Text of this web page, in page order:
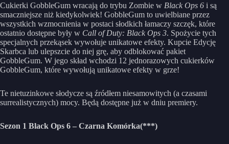
Cukierki GobbleGum wracają do trybu Zombie w Black Ops 6 i są
smaczniejsze niż kiedykolwiek! GobbleGum to uwielbiane przez
wszystkich wzmocnienia w postaci słodkich łamaczy szczęk, które
ostatnio dostępne były w Call of Duty: Black Ops 3. Spożycie tych
specjalnych przekąsek wywołuje unikatowe efekty. Kupcie Edycję
Skarbca lub ulepszcie do niej grę, aby odblokować pakiet
GobbleGum. W jego skład wchodzi 12 jednorazowych cukierków
GobbleGum, które wywołują unikatowe efekty w grze!
Te nietuzinkowe słodycze są źródłem niesamowitych (a czasami
surrealistycznych) mocy. Będą dostępne już w dniu premiery.
Sezon 1 Black Ops 6 – Czarna Komórka(***)